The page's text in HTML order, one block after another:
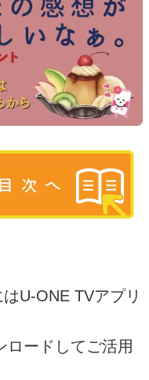
U-ONE TVアプリ
ードしてご活用